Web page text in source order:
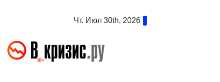
Чт. Июл 30th, 2026